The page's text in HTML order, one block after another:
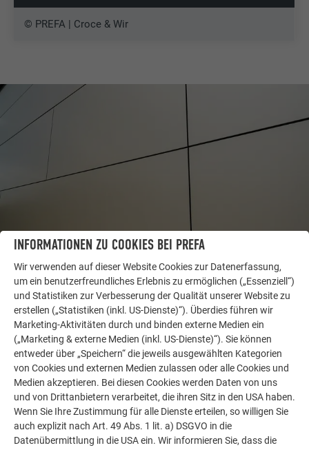
© PREFA | Croce & Wir
LASSEN SIE SICH INSPIRIEREN
WEITERE OBJEKTE
Die PREFA Referenzgalerie zeigt, wie vielseitig
Aluminium eingesetzt werden kann. Entdecken Sie
weitere beeindruckende Projekte mit den langlebigen
PREFA Aluminiumlösungen für Dach, Solar und
Fassade.
MEHR REFERENZEN ANSEHEN
INFORMATIONEN ZU COOKIES BEI PREFA
Wir verwenden auf dieser Website Cookies zur Datenerfassung,
um ein benutzerfreundliches Erlebnis zu ermöglichen („Essenziell“)
und Statistiken zur Verbesserung der Qualität unserer Website zu
erstellen („Statistiken (inkl. US-Dienste)“). Überdies führen wir
Marketing-Aktivitäten durch und binden externe Medien ein
(„Marketing & externe Medien (inkl. US-Dienste)“). Sie können
entweder über „Speichern“ die jeweils ausgewählten Kategorien
von Cookies und externen Medien zulassen oder alle Cookies und
Medien akzeptieren. Bei diesen Cookies werden Daten von uns
und von Drittanbietern verarbeitet, die ihren Sitz in den USA haben.
Wenn Sie Ihre Zustimmung für alle Dienste erteilen, so willigen Sie
auch explizit nach Art. 49 Abs. 1 lit. a) DSGVO in die
Datenübermittlung in die USA ein. Wir informieren Sie, dass die